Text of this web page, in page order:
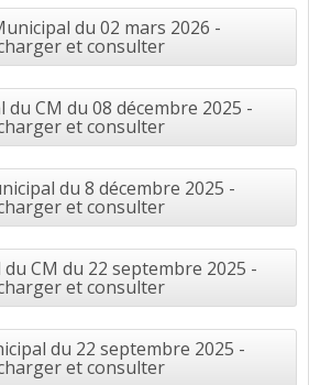
du 02 mars 2026 -
et consulter
du CM du 08 décembre 2025 -
et consulter
du 8 décembre 2025 -
et consulter
CM du 22 septembre 2025 -
et consulter
du 22 septembre 2025 -
et consulter